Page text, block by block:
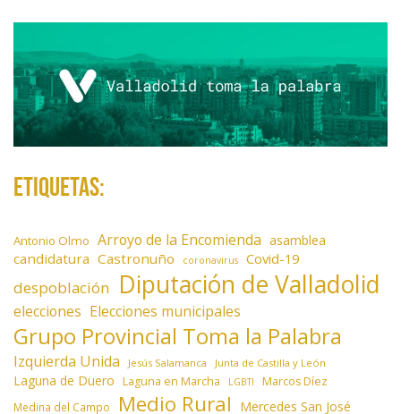
Etiquetas:
Antonio Olmo Arroyo de la Encomienda asamblea
candidatura Castronuño coronavirus Covid-19
despoblación Diputación de Valladolid
elecciones Elecciones municipales
Grupo Provincial Toma la Palabra
Izquierda Unida Jesús Salamanca Junta de Castilla y León
Laguna de Duero Laguna en Marcha LGBTI Marcos Díez
Medina del Campo Medio Rural Mercedes San José